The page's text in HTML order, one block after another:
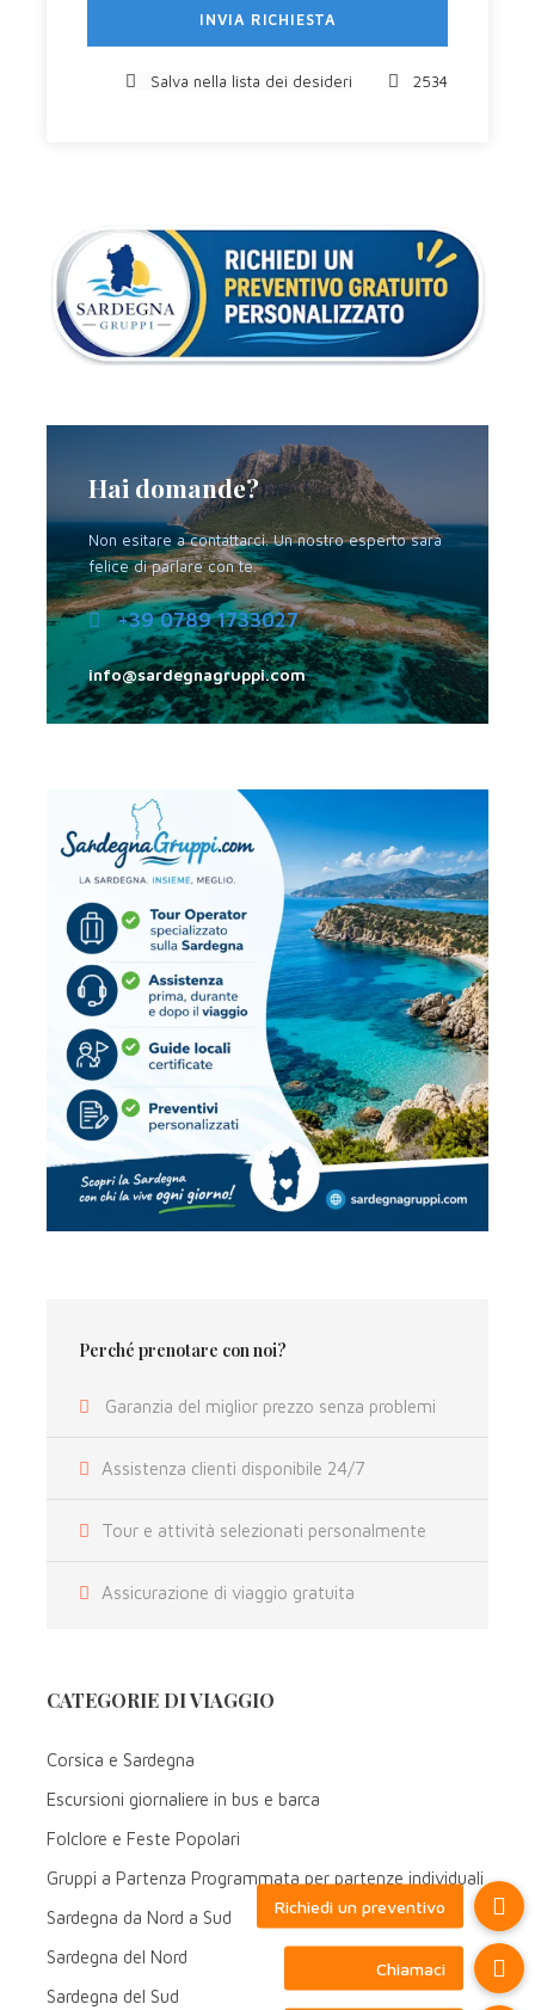
Salva nella lista dei desideri 2534
Hai domande?
Non esitare a contattarci. Un nostro esperto sarà
felice di parlare con te.
+39 0789 1733027
info@sardegnagruppi.com
Perché prenotare con noi?
Garanzia del miglior prezzo senza problemi
Assistenza clienti disponibile 24/7
Tour e attività selezionati personalmente
Assicurazione di viaggio gratuita
CATEGORIE DI VIAGGIO
Corsica e Sardegna
Escursioni giornaliere in bus e barca
Folclore e Feste Popolari
Gruppi a Partenza Programmata per partenze individuali
Sardegna da Nord a Sud
Sardegna del Nord
Sardegna del Sud
conquista della stella, di buon augurio per il raccolto
dell’anno. Per assistervi vengono allestite le gradinate in
vari punti del percorso (Possibilità di prenotazione posti
cui indossa la maschera bianca, lui diventa un
personaggio mitico, che ha il potere di portare fortuna e
abbondanza nel raccolto. Ogni momento della
manifestazione viene scandito dal suono dei tamburi e
delle trombe, con ritmi diversi a seconda del momento.
Giorno 3 Lunedì ORISTANO / CAGLIARI
Prima colazione e trasferimento nella penisola del Sinis
e visita guidata dell’antica città fenicio-punico-romana
di Tharros con i suoi 2 porti a ridosso dei principali venti
della zona, il Maestrale e lo Scirocco, e della chiesa
paleocristiana di San Giovanni in Sinis. Proseguimento
nel loro genere, che mostrano la potenza degli antichi
guerrieri nuragici, i mitici Shardana, esposte al pubblico
da pochi anni dopo un accurato restauro. Pranzo libero.
In serata rientro a Cagliari per la partenza del volo di
rientro. Fine del tour.
QUOTE PER PERSONA SU RICHIESTA
Mappa
FAQ